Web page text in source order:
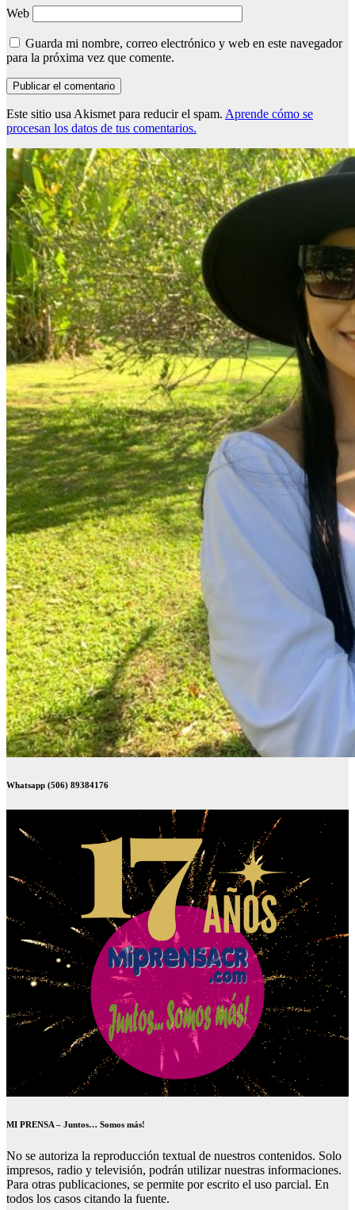
Web
Guarda mi nombre, correo electrónico y web en este navegador
para la próxima vez que comente.
Este sitio usa Akismet para reducir el spam. Aprende cómo se
procesan los datos de tus comentarios.
Whatsapp (506) 89384176
MI PRENSA – Juntos… Somos más!
No se autoriza la reproducción textual de nuestros contenidos. Solo
impresos, radio y televisión, podrán utilizar nuestras informaciones.
Para otras publicaciones, se permite por escrito el uso parcial. En
todos los casos citando la fuente.